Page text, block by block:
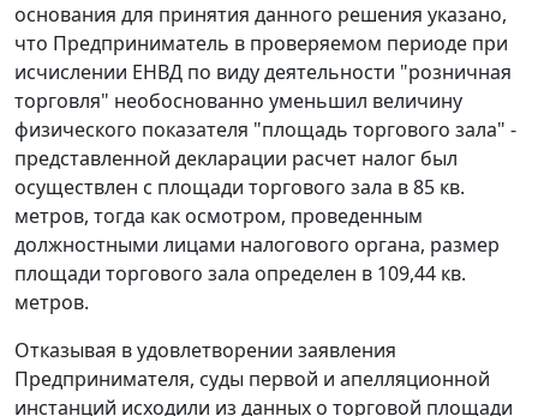
основания для принятия данного решения указано,
что Предприниматель в проверяемом периоде при
исчислении ЕНВД по виду деятельности "розничная
торговля" необоснованно уменьшил величину
физического показателя "площадь торгового зала" -
представленной декларации расчет налог был
осуществлен с площади торгового зала в 85 кв.
метров, тогда как осмотром, проведенным
должностными лицами налогового органа, размер
площади торгового зала определен в 109,44 кв.
метров.
Отказывая в удовлетворении заявления
Предпринимателя, суды первой и апелляционной
инстанций исходили из данных о торговой площади